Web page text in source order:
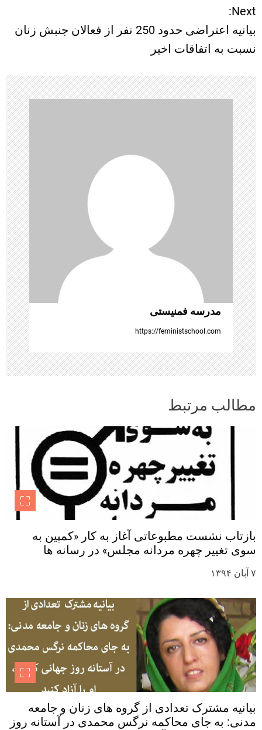
ه
ب
ر
ی
ن
و
ش
ت
ه‌
ه
ا
Next:
بیانیه اعتراضی حدود 250 نفر از فعالان جنبش زنان
نسبت به اتفاقات اخیر
مدرسه فمنیستی
https://feministschool.com
مطالب مرتبط
بازتاب نشست مطبوعاتی آغاز به کار «کمپین به
سوی تغییر چهره مردانه مجلس» در رسانه ها
۷ آبان ۱۳۹۴
بیانیه مشترک تعدادی از گروه های زنان و جامعه
مدنی: به جای محاکمه نرگس محمدی در آستانه روز